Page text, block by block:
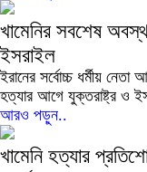
খামেনির সবশেষ
ইসরাইল
ইরানের সর্বোচ্চ ধর্মীয়
হত্যার আগে যুক্তরাষ্ট্র ও
আরও পড়ুন..
খামেনি হত্যার